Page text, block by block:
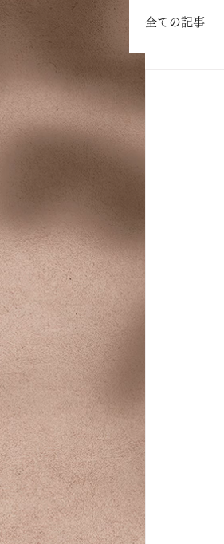
全ての記事